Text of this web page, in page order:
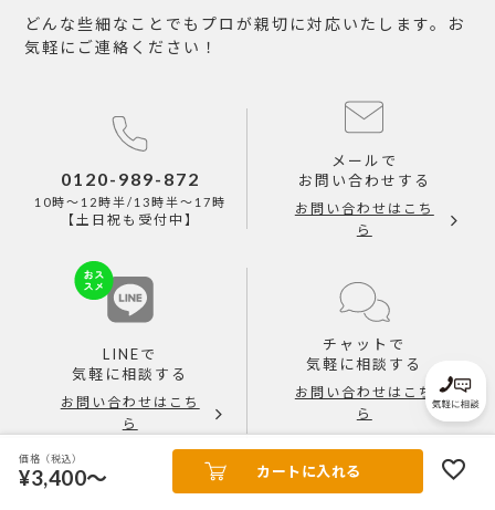
どんな些細なことでもプロが親切に対応いたします。お
気軽にご連絡ください！
0120-989-872
10時～12時半/13時半～17時
【土日祝も受付中】
メールで
お問い合わせする
お問い合わせはこち
ら
LINEで
気軽に相談する
お問い合わせはこち
ら
チャットで
気軽に相談する
お問い合わせはこち
ら
価格（税込）
¥3,400～ カートに入れる